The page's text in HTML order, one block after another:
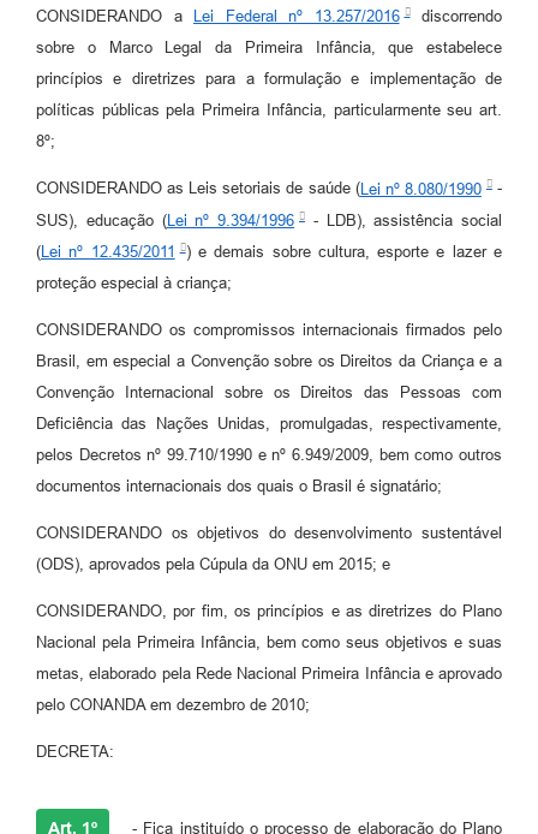
CONSIDERANDO a Lei Federal nº 13.257/2016 discorrendo
sobre o Marco Legal da Primeira Infância, que estabelece
princípios e diretrizes para a formulação e implementação de
políticas públicas pela Primeira Infância, particularmente seu art.
8º;
CONSIDERANDO as Leis setoriais de saúde (Lei nº 8.080/1990 -
SUS), educação (Lei nº 9.394/1996
- LDB), assistência social
(Lei nº 12.435/2011
) e demais sobre cultura, esporte e lazer e
proteção especial à criança;
CONSIDERANDO os compromissos internacionais firmados pelo
Brasil, em especial a Convenção sobre os Direitos da Criança e a
Convenção Internacional sobre os Direitos das Pessoas com
Deficiência das Nações Unidas, promulgadas, respectivamente,
pelos Decretos nº 99.710/1990 e nº 6.949/2009, bem como outros
documentos internacionais dos quais o Brasil é signatário;
CONSIDERANDO os objetivos do desenvolvimento sustentável
(ODS), aprovados pela Cúpula da ONU em 2015; e
CONSIDERANDO, por fim, os princípios e as diretrizes do Plano
Nacional pela Primeira Infância, bem como seus objetivos e suas
metas, elaborado pela Rede Nacional Primeira Infância e aprovado
pelo CONANDA em dezembro de 2010;
DECRETA:
Art. 1º - Fica instituído o processo de elaboração do Plano